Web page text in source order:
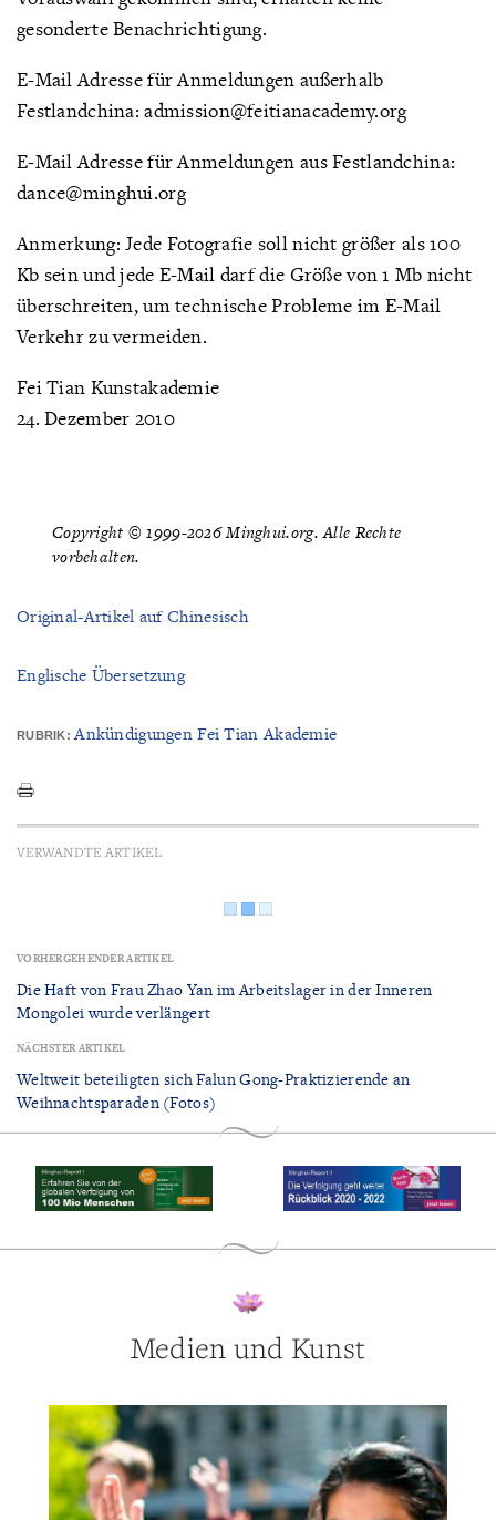
gesonderte Benachrichtigung.
E-Mail Adresse für Anmeldungen außerhalb
Festlandchina: admission@feitianacademy.org
E-Mail Adresse für Anmeldungen aus Festlandchina:
dance@minghui.org
Anmerkung: Jede Fotografie soll nicht größer als 100
Kb sein und jede E-Mail darf die Größe von 1 Mb nicht
überschreiten, um technische Probleme im E-Mail
Verkehr zu vermeiden.
Fei Tian Kunstakademie
24. Dezember 2010
Copyright © 1999-2026 Minghui.org. Alle Rechte
vorbehalten.
Original-Artikel auf Chinesisch
Englische Übersetzung
RUBRIK:Ankündigungen Fei Tian Akademie
VERWANDTE ARTIKEL
VORHERGEHENDER ARTIKEL
Die Haft von Frau Zhao Yan im Arbeitslager in der Inneren
Mongolei wurde verlängert
NÄCHSTER ARTIKEL
Weltweit beteiligten sich Falun Gong-Praktizierende an
Weihnachtsparaden (Fotos)
Medien und Kunst